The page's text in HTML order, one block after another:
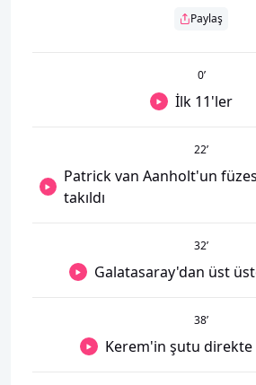
Paylaş
0’
İlk 11'ler
22’
Patrick van Aanholt'un
takıldı
32’
Galatasaray'dan üst
38’
Kerem'in şutu direkte